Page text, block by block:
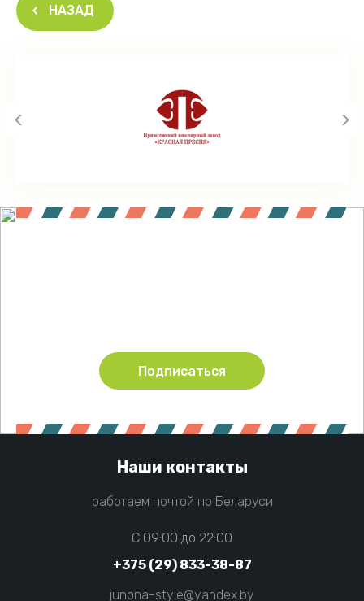
НАЗАД
Подписаться
Наши контакты
работаем почтой по Беларуси
C 09:00 до 22:00
+375 (29) 833-38-87
junona-style@yandex.by